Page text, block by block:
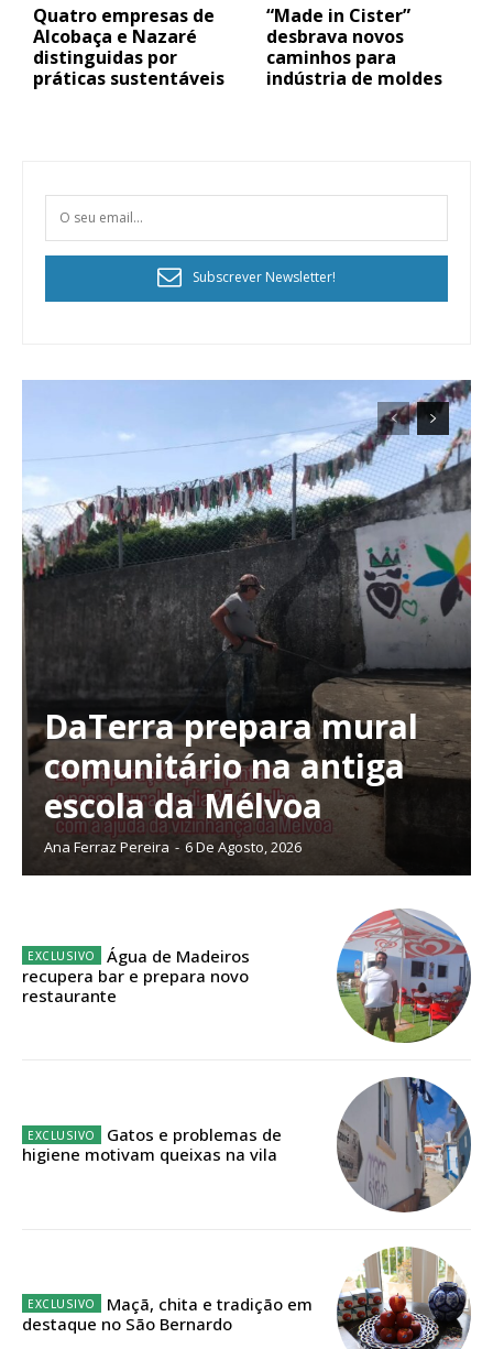
Planos de Assinatura
Faça-se assinante do Região de Cister e ajude-nos a manter este serviço
público!
Sendo assinante terá acesso a todos os conteúdos exclusivos e versões
ASSINATURA
12 meses
Quatro empresas de
Alcobaça e Nazaré
distinguidas por
práticas sustentáveis
“Made in Cister”
desbrava novos
caminhos para
indústria de moldes
Subscrever Newsletter!
DaTerra prepara mural
comunitário na antiga
escola da Mélvoa
Ana Ferraz Pereira - 6 De Agosto, 2026
Água de Madeiros
recupera bar e prepara novo
restaurante
Gatos e problemas de
higiene motivam queixas na vila
Maçã, chita e tradição em
destaque no São Bernardo